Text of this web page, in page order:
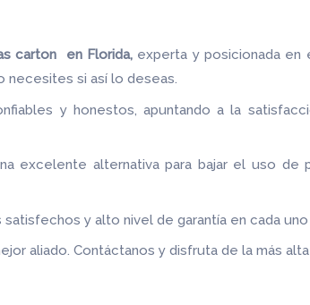
carton en Florida, experta y posicionada en
necesites si así lo deseas.
y honestos, apuntando a la
excelente alternativa para bajar el uso de
y alto nivel de garantía en cada
aliado.Contáctanos y disfruta de la más